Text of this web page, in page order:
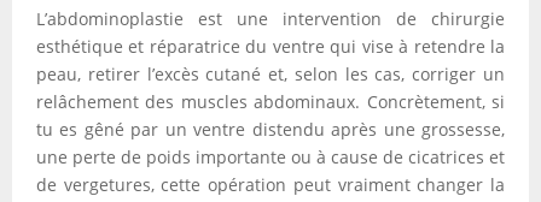
L’abdominoplastie est une intervention de chirurgie
esthétique et réparatrice du ventre qui vise à retendre la
peau, retirer l’excès cutané et, selon les cas, corriger un
relâchement des muscles abdominaux. Concrètement, si
tu es gêné par un ventre distendu après une grossesse,
une perte de poids importante ou à cause de cicatrices et
de vergetures, cette opération peut vraiment changer la